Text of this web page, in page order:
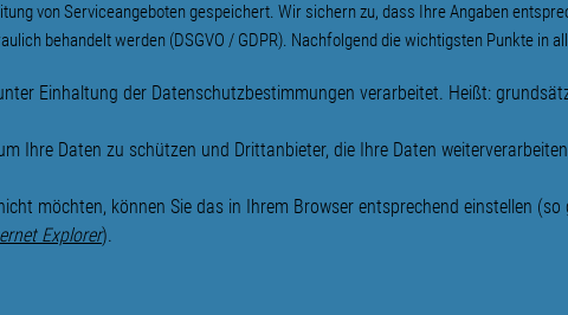
von Serviceangeboten gespeichert. Wir sichern zu, dass Ihre Angaben
behandelt werden (DSGVO / GDPR). Nachfolgend die wichtigsten Punkte in
Einhaltung der Datenschutzbestimmungen verarbeitet. Heißt:
Ihre Daten zu schützen und Drittanbieter, die Ihre Daten
möchten, können Sie das in Ihrem Browser entsprechend einstellen
Explorer).